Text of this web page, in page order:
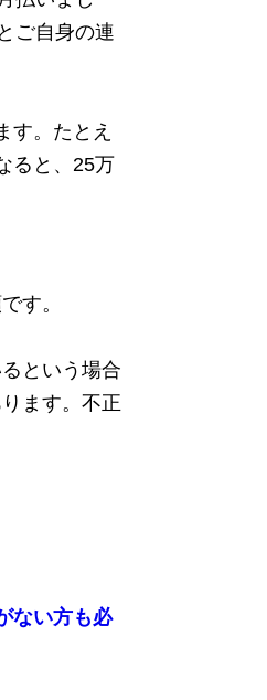
ご自身の連
す。たとえ
ると、25万
す。
という場合
ます。不正
ない方も必